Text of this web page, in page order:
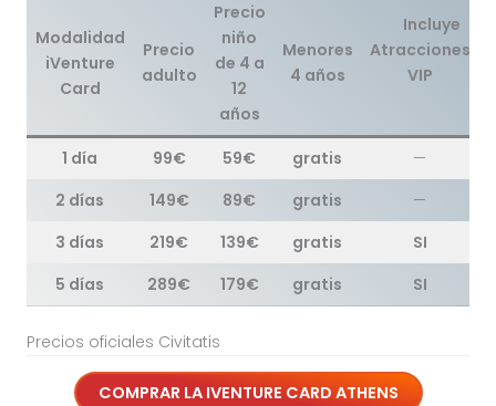
Modalidad
iVenture
Card
Precio
adulto
Precio
niño
de 4 a
12
años
Menores
4 años
Incluye
Atracciones
VIP
1 día 99€ 59€ gratis
—
2 días
149€ 89€ gratis
—
3 días
219€ 139€ gratis
SI
5 días
289€ 179€ gratis SI
Precios oficiales Civitatis
COMPRAR LA IVENTURE CARD ATHENS